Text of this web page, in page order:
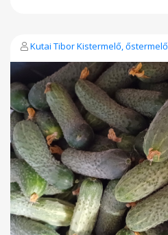
Kutai Tibor Kistermelő, őstermelő